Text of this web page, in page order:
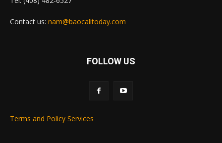
Contact us: nam@baocalitoday.com
FOLLOW US
Terms and Policy Services